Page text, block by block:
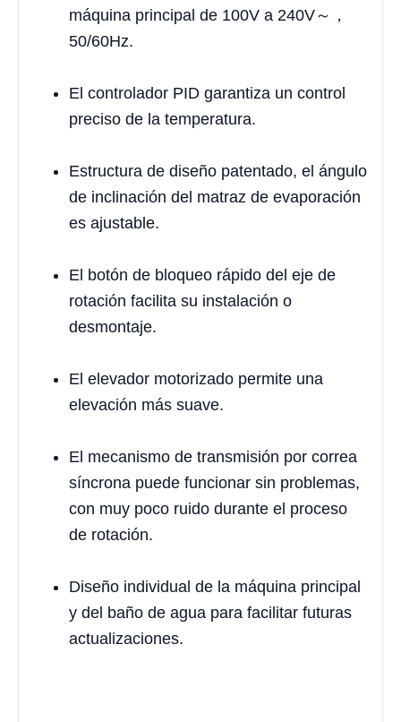
máquina principal de 100V a 240V～，
50/60Hz.
El controlador PID garantiza un control
preciso de la temperatura.
Estructura de diseño patentado, el ángulo
de inclinación del matraz de evaporación
es ajustable.
El botón de bloqueo rápido del eje de
rotación facilita su instalación o
desmontaje.
El elevador motorizado permite una
elevación más suave.
El mecanismo de transmisión por correa
síncrona puede funcionar sin problemas,
con muy poco ruido durante el proceso
de rotación.
Diseño individual de la máquina principal
y del baño de agua para facilitar futuras
actualizaciones.